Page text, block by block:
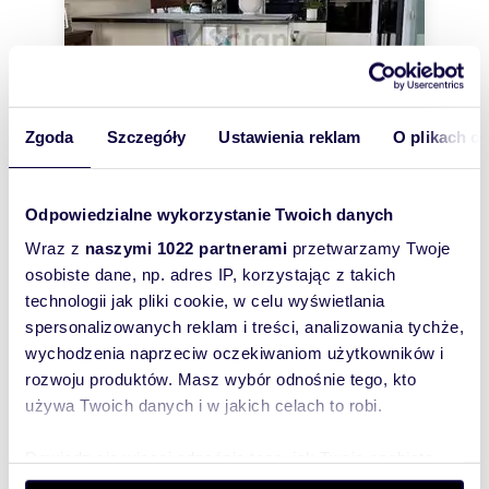
Zgoda Szczegóły Ustawienia reklam O plikach
Odpowiedzialne wykorzystanie Twoich danych
Wraz z naszymi 1022 partnerami przetwarzamy Twoje
osobiste dane, np. adres IP, korzystając z takich
technologii jak pliki cookie, w celu wyświetlania
spersonalizowanych reklam i treści, analizowania tychże,
wychodzenia naprzeciw oczekiwaniom użytkowników i
rozwoju produktów. Masz wybór odnośnie tego, kto
używa Twoich danych i w jakich celach to robi.
dane są przetwarzane oraz ustaw własne preferencje w
117m2 4 19 573zł/m2
Sprzedam 4-pokojowe mieszkanie z
tarasem i 2 parkingami
2 290 000 zł
mieszkanie Warszawa, Wilanów, Sarmacka
OFERTA WYŁĄCZNIE W NASZYM BIURZE !!!
Szczegóły pod nr : 507-19-10-10Piękne i
rozkładowe mieszkanie w Miasteczku Wilanów - ul.